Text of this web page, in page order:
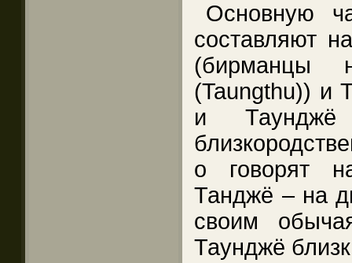
Основную
составляют
(бирманцы
(Taungthu)) и
и Таунджё
о говорят
Танджё – на
своим
Таунджё